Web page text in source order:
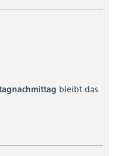
bleibt das